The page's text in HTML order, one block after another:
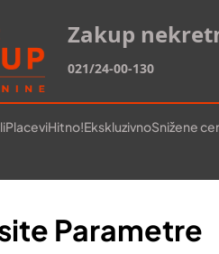
Zakup
021/24-00-130
PlaceviHitno!EkskluzivnoSnižene
Parametre